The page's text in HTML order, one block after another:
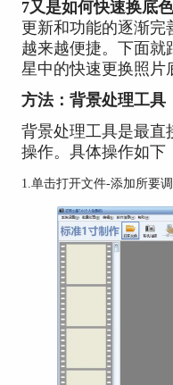
7又是如何快速换底色
更新和功能的逐渐完
越来越便捷。下面就
星中的快速更换照片
方法：背景处理工具
背景处理工具是最直
操作。具体操作如下
1.单击打开文件-添加所要调